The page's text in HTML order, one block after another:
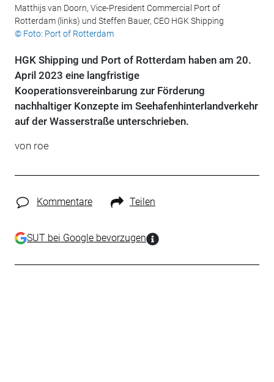
Matthijs van Doorn, Vice-President Commercial Port of
Rotterdam (links) und Steffen Bauer, CEO HGK Shipping
© Foto: Port of Rotterdam
HGK Shipping und Port of Rotterdam haben am 20.
April 2023 eine langfristige
Kooperationsvereinbarung zur Förderung
nachhaltiger Konzepte im Seehafenhinterlandverkehr
auf der Wasserstraße unterschrieben.
von roe
Kommentare Teilen
SUT bei Google bevorzugen